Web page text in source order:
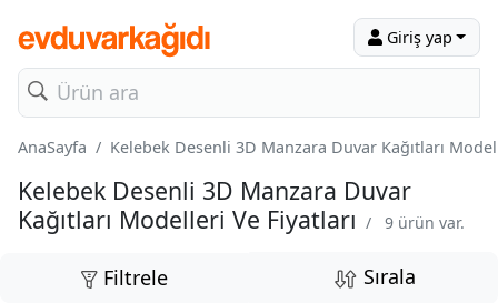
Giriş yap
AnaSayfa Kelebek Desenli 3D Manzara Duvar Kağıtları
Kelebek Desenli 3D Manzara Duvar
Kağıtları Modelleri Ve Fiyatları / 9 ürün var.
Filtrele Sırala